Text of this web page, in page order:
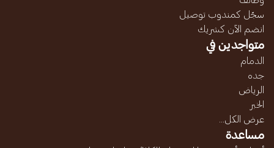
سجّل كمندوب توصيل
انضم الآن كشريك
متواجدين في
الدمام
جده
الرياض
الخبر
عرض الكل...
مساعدة